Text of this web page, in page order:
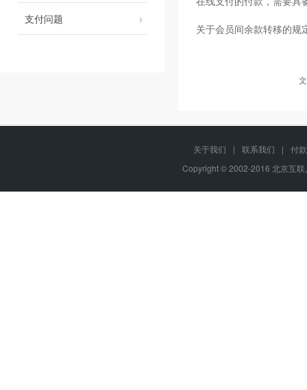
支付问题
关于会员间余款转移的规
关于我们 | 联系我们 |
付
Copyright © 2002-2016 北京互